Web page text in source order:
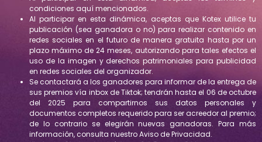
condiciones aquí mencionados.
Al participar en esta dinámica, aceptas que Kotex utilice tu
publicación (sea ganadora o no) para realizar contenido en
redes sociales en el futuro de manera gratuita hasta por un
plazo máximo de 24 meses, autorizando para tales efectos el
uso de la imagen y derechos patrimoniales para publicidad
en redes sociales del organizador.
Se contactará a los ganadores para informar de la entrega de
sus premios vía inbox de Tiktok; tendrán hasta el 06 de octubre
del 2025 para compartirnos sus datos personales y
documentos completos requerido para ser acreedor al premio;
de lo contrario se elegirán nuevas ganadoras. Para más
información, consulta nuestro Aviso de Privacidad.